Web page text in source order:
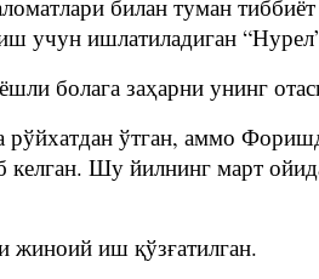
билан туман
учун ишлатиладиган
болага заҳарни унинг
рўйхатдан ўтган, аммо
Шу йилнинг март
жиноий иш қўзғатилган.